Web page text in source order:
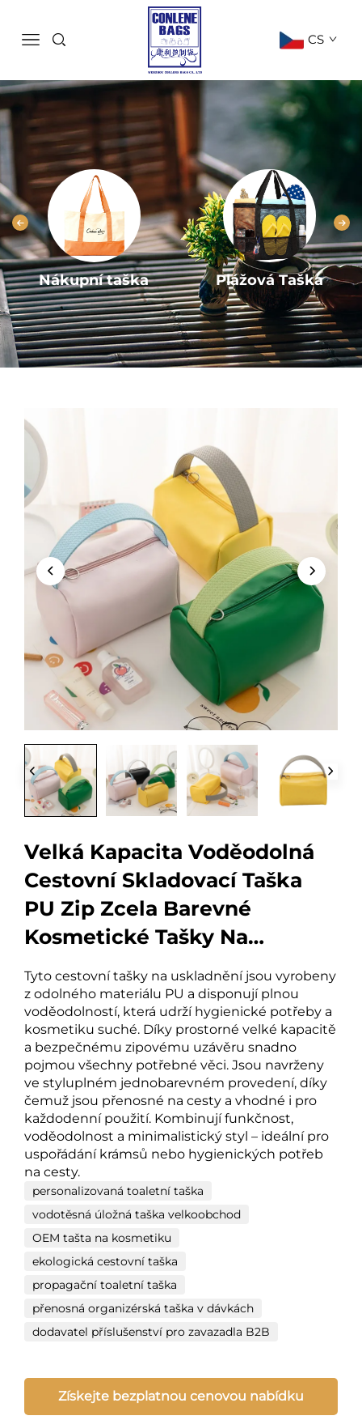
CS
Nákupní taška Plážová Taška
Velká Kapacita Voděodolná
Cestovní Skladovací Taška
PU Zip Zcela Barevné
Kosmetické Tašky Na
Toaletní Potřeby
Tyto cestovní tašky na uskladnění jsou vyrobeny
z odolného materiálu PU a disponují plnou
voděodolností, která udrží hygienické potřeby a
kosmetiku suché. Díky prostorné velké kapacitě
a bezpečnému zipovému uzávěru snadno
pojmou všechny potřebné věci. Jsou navrženy
ve styluplném jednobarevném provedení, díky
čemuž jsou přenosné na cesty a vhodné i pro
každodenní použití. Kombinují funkčnost,
voděodolnost a minimalistický styl – ideální pro
uspořádání krámsů nebo hygienických potřeb
na cesty.
personalizovaná toaletní taška
vodotěsná úložná taška velkoobchod
OEM tašta na kosmetiku
ekologická cestovní taška
propagační toaletní taška
přenosná organizérská taška v dávkách
dodavatel příslušenství pro zavazadla B2B
Získejte bezplatnou cenovou nabídku